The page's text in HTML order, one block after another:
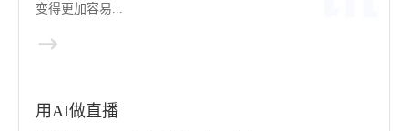
变得更加容易...
用AI做直播